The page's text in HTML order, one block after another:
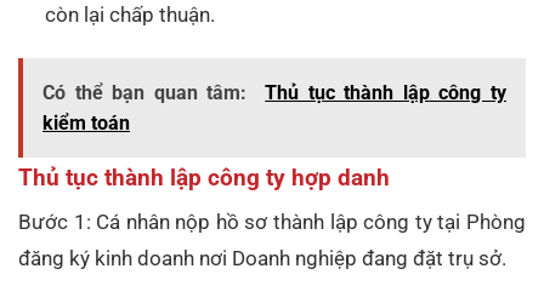
còn lại chấp thuận.
Có thể bạn quan tâm:
Thủ tục thành lập công ty
kiểm toán
Thủ tục thành lập công ty hợp danh
Bước 1: Cá nhân nộp hồ sơ thành lập công ty tại Phòng
đăng ký kinh doanh nơi Doanh nghiệp đang đặt trụ sở.